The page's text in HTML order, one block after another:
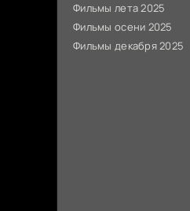
Фильмы лета 2025
Фильмы осени 2025
Фильмы декабря 2025